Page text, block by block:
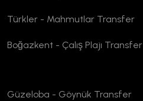
Türkler - Mahmutlar Transfer
Boğazkent - Çalış Plajı Transfer
Güzeloba - Göynük Transfer